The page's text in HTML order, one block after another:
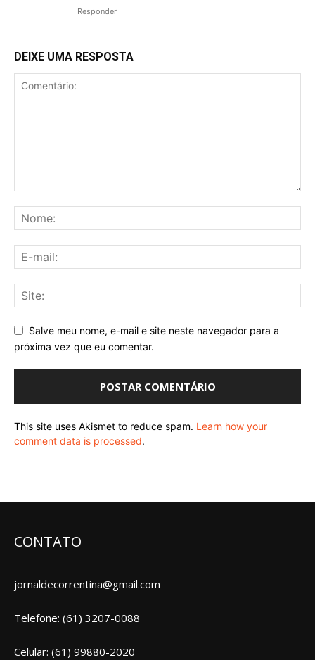
Responder
DEIXE UMA RESPOSTA
Salve meu nome, e-mail e site neste navegador para a
próxima vez que eu comentar.
This site uses Akismet to reduce spam. Learn how your
comment data is processed.
CONTATO
jornaldecorrentina@gmail.com
Telefone: (61) 3207-0088
Celular: (61) 99880-2020